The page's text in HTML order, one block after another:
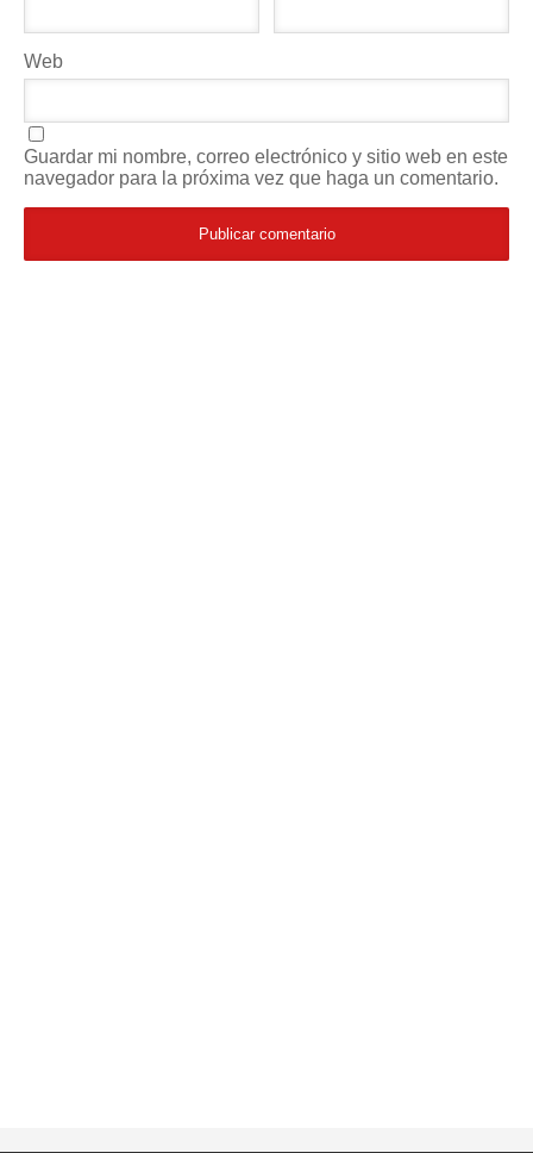
Web
Guardar mi nombre, correo electrónico y sitio web en este
navegador para la próxima vez que haga un comentario.